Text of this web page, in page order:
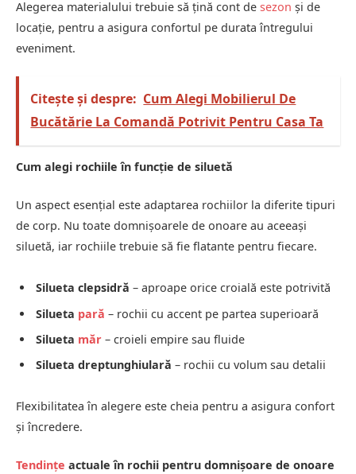
Alegerea materialului trebuie să țină cont de sezon și de
locație, pentru a asigura confortul pe durata întregului
eveniment.
Citește și despre: Cum Alegi Mobilierul De
Bucătărie La Comandă Potrivit Pentru Casa Ta
Cum alegi rochiile în funcție de siluetă
Un aspect esențial este adaptarea rochiilor la diferite tipuri
de corp. Nu toate domnișoarele de onoare au aceeași
siluetă, iar rochiile trebuie să fie flatante pentru fiecare.
Silueta clepsidră – aproape orice croială este potrivită
Silueta pară – rochii cu accent pe partea superioară
Silueta măr – croieli empire sau fluide
Silueta dreptunghiulară – rochii cu volum sau detalii
Flexibilitatea în alegere este cheia pentru a asigura confort
și încredere.
Tendințe actuale în rochii pentru domnișoare de onoare